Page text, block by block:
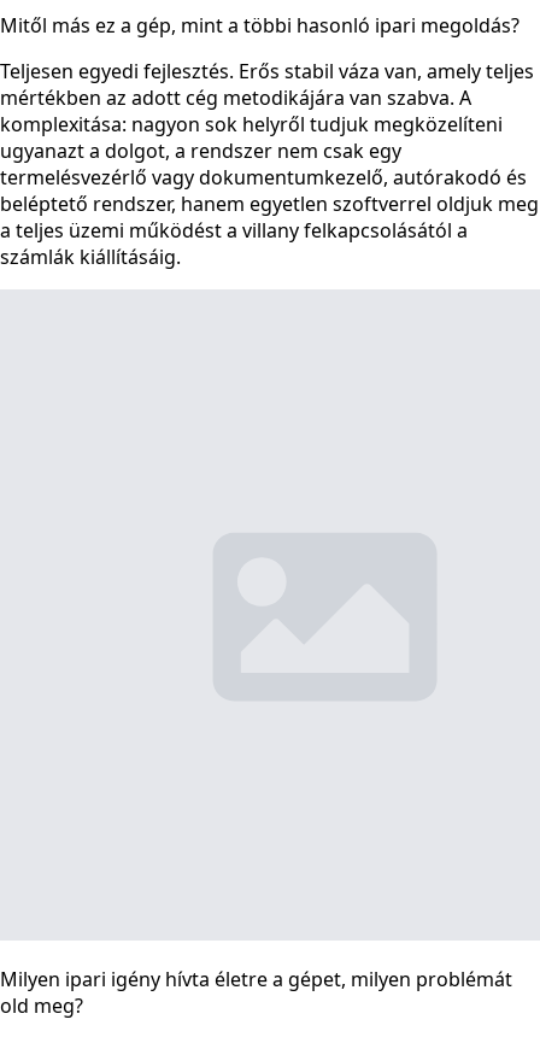
Mitől más ez a gép, mint a többi hasonló ipari megoldás?
Teljesen egyedi fejlesztés. Erős stabil váza van, amely teljes
mértékben az adott cég metodikájára van szabva. A
komplexitása: nagyon sok helyről tudjuk megközelíteni
ugyanazt a dolgot, a rendszer nem csak egy
termelésvezérlő vagy dokumentumkezelő, autórakodó és
beléptető rendszer, hanem egyetlen szoftverrel oldjuk meg
a teljes üzemi működést a villany felkapcsolásától a
számlák kiállításáig.
Milyen ipari igény hívta életre a gépet, milyen problémát
old meg?